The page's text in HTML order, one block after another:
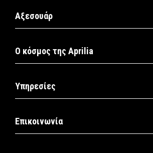
Αξεσουάρ
Ο κόσμος της Aprilia
Υπηρεσίες
Επικοινωνία